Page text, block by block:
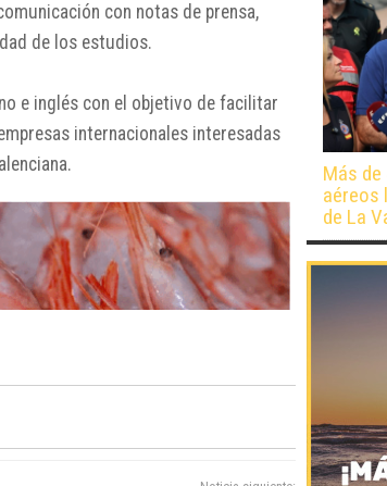
con notas de prensa,
de los estudios.
e inglés con el objetivo de facilitar
internacionales interesadas
Más
aéreos
de La